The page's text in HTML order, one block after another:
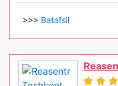
>>> Batafsil